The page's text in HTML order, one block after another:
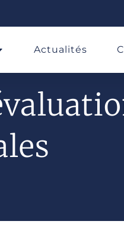
Actualités